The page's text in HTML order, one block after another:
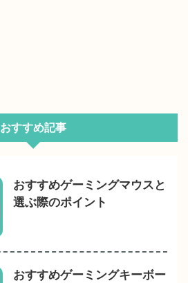
おすすめ記事
おすすめゲーミングマウスと
選ぶ際のポイント
おすすめゲーミングキーボー